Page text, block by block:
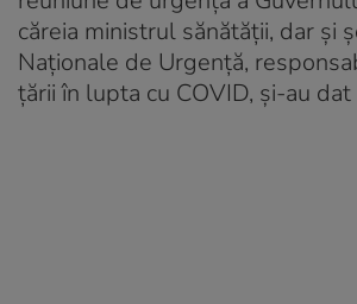
căreia ministrul sănătății, dar și
Naționale de Urgență,
țării în lupta cu COVID, și-au dat